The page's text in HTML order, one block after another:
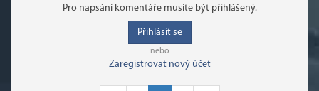
Pro napsání komentáře musíte být přihlášený.
Přihlásit se
nebo
Zaregistrovat nový účet